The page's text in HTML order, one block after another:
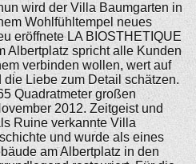
wird der Villa Baumgarten in
Wohlfühltempel neues
eröffnete LA BIOSTHETIQUE
Albertplatz spricht alle Kunden
verbinden wollen, wert auf
Liebe zum Detail schätzen.
Quadratmeter großen
2012. Zeitgeist und
Ruine verkannte Villa
und wurde als eines
am Albertplatz in den